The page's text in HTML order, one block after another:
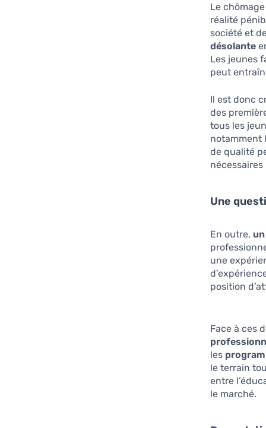
Le
réalité
société et
désolante
Les jeunes
peut
Il est donc
des
tous les
notamment
de qualité
Une
En outre,
une
position
Face à ces
les
le terrain
entre
le marché.